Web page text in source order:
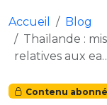
Accueil
Blog
Thaïlande :
relatives aux
Contenu